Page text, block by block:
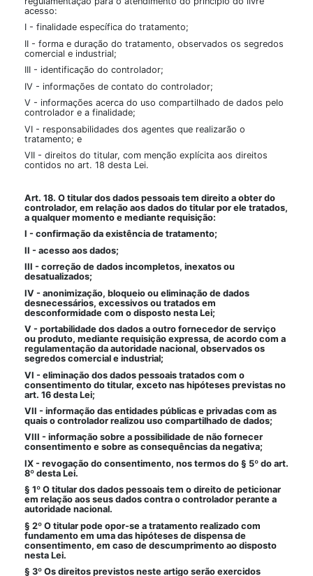
acesso:
I - finalidade específica do tratamento;
II - forma e duração do tratamento, observados os segredos
comercial e industrial;
III - identificação do controlador;
IV - informações de contato do controlador;
V - informações acerca do uso compartilhado de dados pelo
controlador e a finalidade;
VI - responsabilidades dos agentes que realizarão o
tratamento; e
VII - direitos do titular, com menção explícita aos direitos
contidos no art. 18 desta Lei.
Art. 18. O titular dos dados pessoais tem direito a obter do
controlador, em relação aos dados do titular por ele tratados,
a qualquer momento e mediante requisição:
I - confirmação da existência de tratamento;
II - acesso aos dados;
III - correção de dados incompletos, inexatos ou
desatualizados;
IV - anonimização, bloqueio ou eliminação de dados
desnecessários, excessivos ou tratados em
desconformidade com o disposto nesta Lei;
V - portabilidade dos dados a outro fornecedor de serviço
ou produto, mediante requisição expressa, de acordo com a
regulamentação da autoridade nacional, observados os
segredos comercial e industrial;
VI - eliminação dos dados pessoais tratados com o
consentimento do titular, exceto nas hipóteses previstas no
art. 16 desta Lei;
VII - informação das entidades públicas e privadas com as
quais o controlador realizou uso compartilhado de dados;
VIII - informação sobre a possibilidade de não fornecer
consentimento e sobre as consequências da negativa;
IX - revogação do consentimento, nos termos do § 5º do art.
8º desta Lei.
§ 1º O titular dos dados pessoais tem o direito de peticionar
em relação aos seus dados contra o controlador perante a
autoridade nacional.
§ 2º O titular pode opor-se a tratamento realizado com
fundamento em uma das hipóteses de dispensa de
consentimento, em caso de descumprimento ao disposto
nesta Lei.
§ 3º Os direitos previstos neste artigo serão exercidos